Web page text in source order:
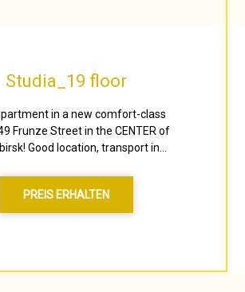
Studia_19 floor
in a new comfort-class
Frunze Street in the CENTER of
Good location, transport in...
PREIS ERHALTEN